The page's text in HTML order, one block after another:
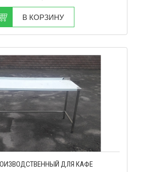
В КОРЗИНУ
ДЛЯ КАФЕ